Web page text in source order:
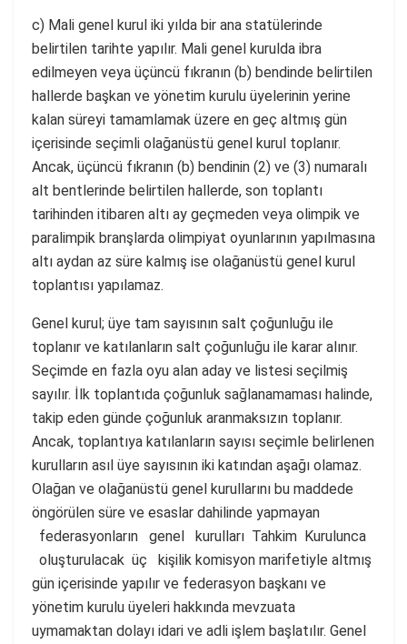
c) Mali genel kurul iki yılda bir ana statülerinde
belirtilen tarihte yapılır. Mali genel kurulda ibra
edilmeyen veya üçüncü fıkranın (b) bendinde belirtilen
hallerde başkan ve yönetim kurulu üyelerinin yerine
kalan süreyi tamamlamak üzere en geç altmış gün
içerisinde seçimli olağanüstü genel kurul toplanır.
Ancak, üçüncü fıkranın (b) bendinin (2) ve (3) numaralı
alt bentlerinde belirtilen hallerde, son toplantı
tarihinden itibaren altı ay geçmeden veya olimpik ve
paralimpik branşlarda olimpiyat oyunlarının yapılmasına
altı aydan az süre kalmış ise olağanüstü genel kurul
toplantısı yapılamaz.
Genel kurul; üye tam sayısının salt çoğunluğu ile
toplanır ve katılanların salt çoğunluğu ile karar alınır.
Seçimde en fazla oyu alan aday ve listesi seçilmiş
sayılır. İlk toplantıda çoğunluk sağlanamaması halinde,
takip eden günde çoğunluk aranmaksızın toplanır.
Ancak, toplantıya katılanların sayısı seçimle belirlenen
kurulların asıl üye sayısının iki katından aşağı olamaz.
Olağan ve olağanüstü genel kurullarını bu maddede
öngörülen süre ve esaslar dahilinde yapmayan
federasyonların genel kurulları Tahkim Kurulunca
oluşturulacak üç kişilik komisyon marifetiyle altmış
gün içerisinde yapılır ve federasyon başkanı ve
yönetim kurulu üyeleri hakkında mevzuata
uymamaktan dolayı idari ve adli işlem başlatılır. Genel